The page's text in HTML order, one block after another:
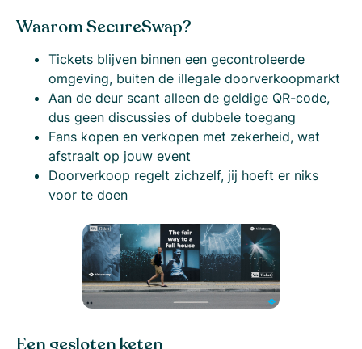
Waarom SecureSwap?
Tickets blijven binnen een gecontroleerde
omgeving, buiten de illegale doorverkoopmarkt
Aan de deur scant alleen de geldige QR-code,
dus geen discussies of dubbele toegang
Fans kopen en verkopen met zekerheid, wat
afstraalt op jouw event
Doorverkoop regelt zichzelf, jij hoeft er niks
voor te doen
Een gesloten keten